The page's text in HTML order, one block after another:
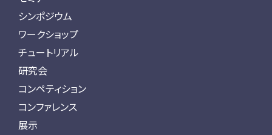
シンポジウム
ワークショップ
チュートリアル
研究会
コンペティション
コンファレンス
展示